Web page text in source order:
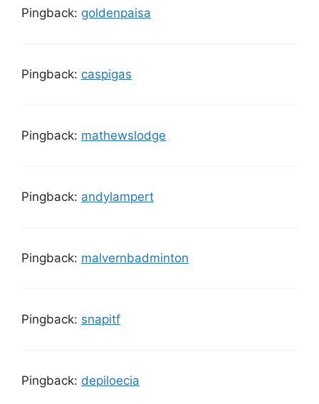
Pingback: goldenpaisa
Pingback: caspigas
Pingback: mathewslodge
Pingback: andylampert
Pingback: malvernbadminton
Pingback: snapitf
Pingback: depiloecia